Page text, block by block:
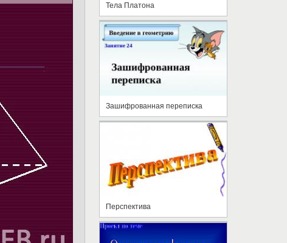
Тела Платона
Зашифрованная переписка
Перспектива